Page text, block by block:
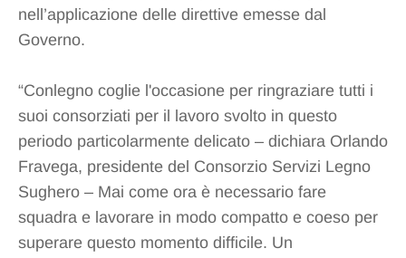
nell’applicazione delle direttive emesse dal
Governo.
“Conlegno coglie l'occasione per ringraziare tutti i
suoi consorziati per il lavoro svolto in questo
periodo particolarmente delicato – dichiara Orlando
Fravega, presidente del Consorzio Servizi Legno
Sughero – Mai come ora è necessario fare
squadra e lavorare in modo compatto e coeso per
superare questo momento difficile. Un